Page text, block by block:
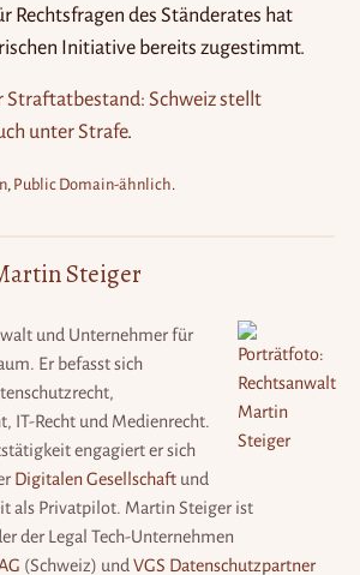
Rechtsfragen des Ständerates hat
Initiative bereits zugestimmt.
Straftatbestand: Schweiz stellt
unter Strafe.
, Public Domain-ähnlich.
Steiger
und Unternehmer für
Er befasst sich
IT-Recht und Medienrecht.
engagiert er sich
Digitalen Gesellschaft und
als Privatpilot. Martin Steiger ist
der Legal Tech-Unternehmen
(Schweiz) undVGS Datenschutzpartner